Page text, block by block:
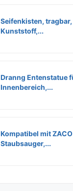
Seifenkisten,
Kunststoff,...
Dranng Entenstatue
Innenbereich,...
Kompatibel mit
Staubsauger,...